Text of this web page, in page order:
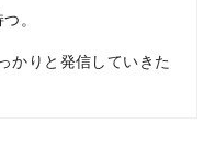
。
かりと発信していきた